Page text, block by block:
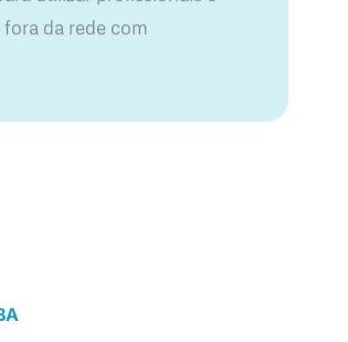
da rede com